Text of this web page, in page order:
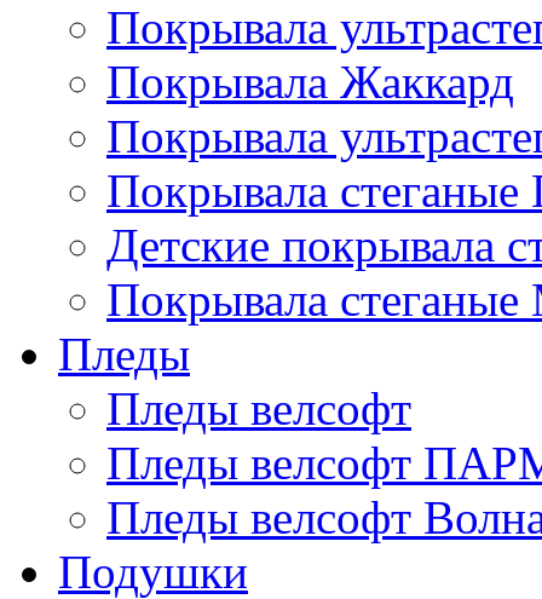
Покрывала
Покрывала Жаккард
Покрывала
Покрывала стеганые
Детские покрывала
Покрывала
Пледы
Пледы велсофт
Пледы велсофт
Пледы велсофт
Подушки